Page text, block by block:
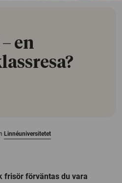
en
Linnéuniversitetet
frisör förväntas du vara